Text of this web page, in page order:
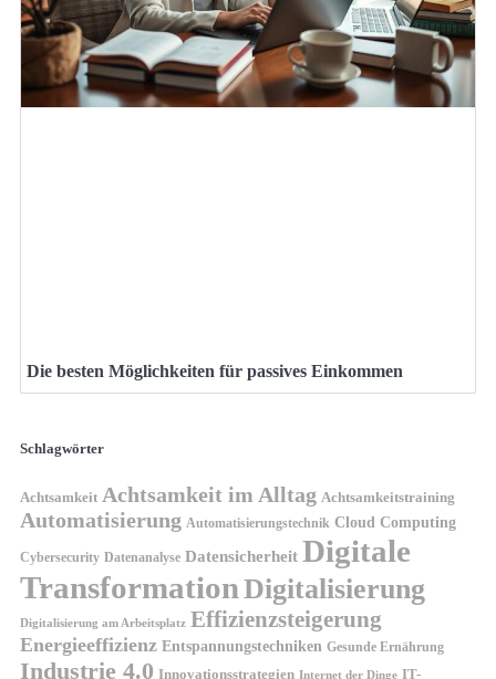
Die besten Möglichkeiten für passives Einkommen
Schlagwörter
Achtsamkeit Achtsamkeit im Alltag Achtsamkeitstraining
Automatisierung Automatisierungstechnik Cloud Computing
Cybersecurity Datenanalyse Datensicherheit Digitale
TransformationDigitalisierung
Digitalisierung am Arbeitsplatz Effizienzsteigerung
Energieeffizienz Entspannungstechniken Gesunde Ernährung
Industrie 4.0 Innovationsstrategien Internet der Dinge IT-